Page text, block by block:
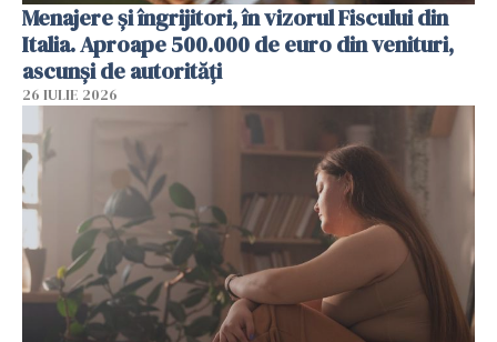
Menajere și îngrijitori, în vizorul Fiscului din
Italia. Aproape 500.000 de euro din venituri,
ascunși de autorități
26 IULIE 2026